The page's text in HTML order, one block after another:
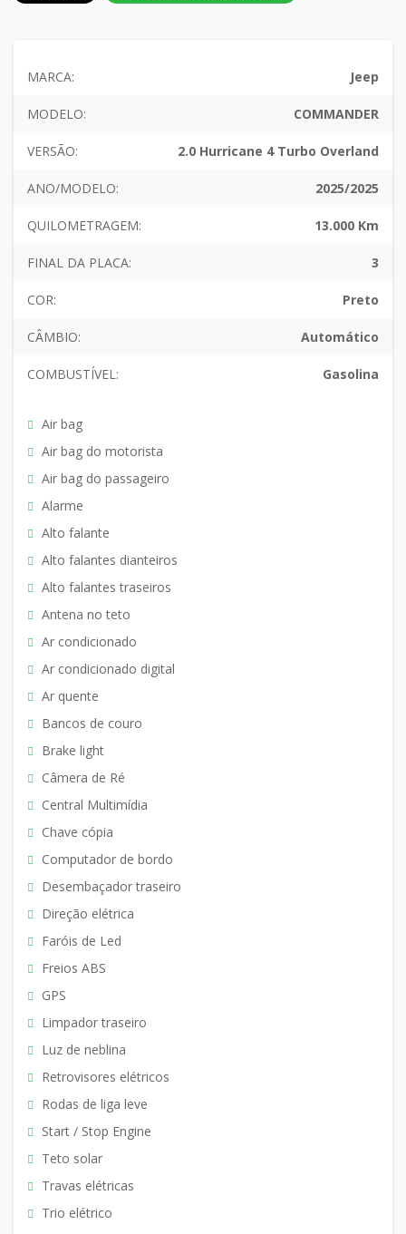
MARCA: Jeep
MODELO: COMMANDER
VERSÃO: 2.0 Hurricane 4 Turbo Overland
ANO/MODELO: 2025/2025
QUILOMETRAGEM: 13.000 Km
FINAL DA PLACA: 3
COR: Preto
CÂMBIO: Automático
COMBUSTÍVEL: Gasolina
Air bag
Air bag do motorista
Air bag do passageiro
Alarme
Alto falante
Alto falantes dianteiros
Alto falantes traseiros
Antena no teto
Ar condicionado
Ar condicionado digital
Ar quente
Bancos de couro
Brake light
Câmera de Ré
Central Multimídia
Chave cópia
Computador de bordo
Desembaçador traseiro
Direção elétrica
Faróis de Led
Freios ABS
GPS
Limpador traseiro
Luz de neblina
Retrovisores elétricos
Rodas de liga leve
Start / Stop Engine
Teto solar
Travas elétricas
Trio elétrico